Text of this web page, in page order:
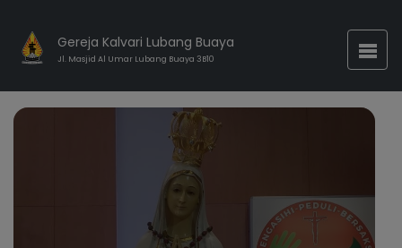
Gereja Kalvari Lubang Buaya
Jl. Masjid Al Umar Lubang Buaya 3B10